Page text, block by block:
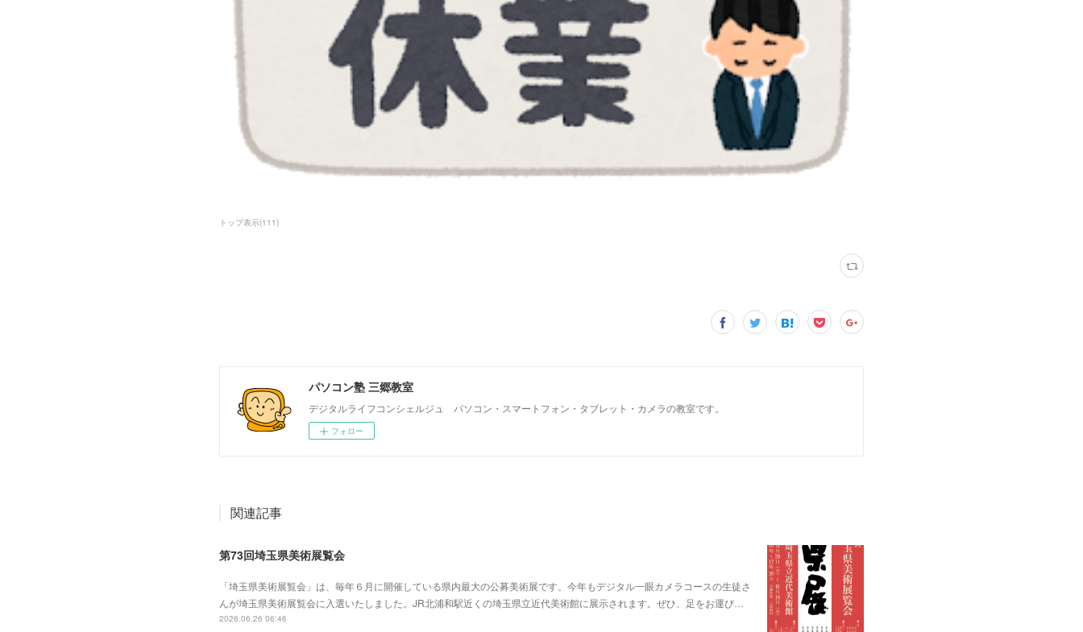
トップ表示(111)
パソコン塾 三郷教室
デジタルライフコンシェルジュ パソコン・スマートフォン・タブレット・カメラの教室です。
フォロー
関連記事
第73回埼玉県美術展覧会
「埼玉県美術展覧会」は、毎年６月に開催している県内最大の公募美術展です。今年もデジタル一眼カメラコースの生徒さ
んが埼玉県美術展覧会に入選いたしました。JR北浦和駅近くの埼玉県立近代美術館に展示されます。ぜひ、足をお運び…
2026.06.26 06:46